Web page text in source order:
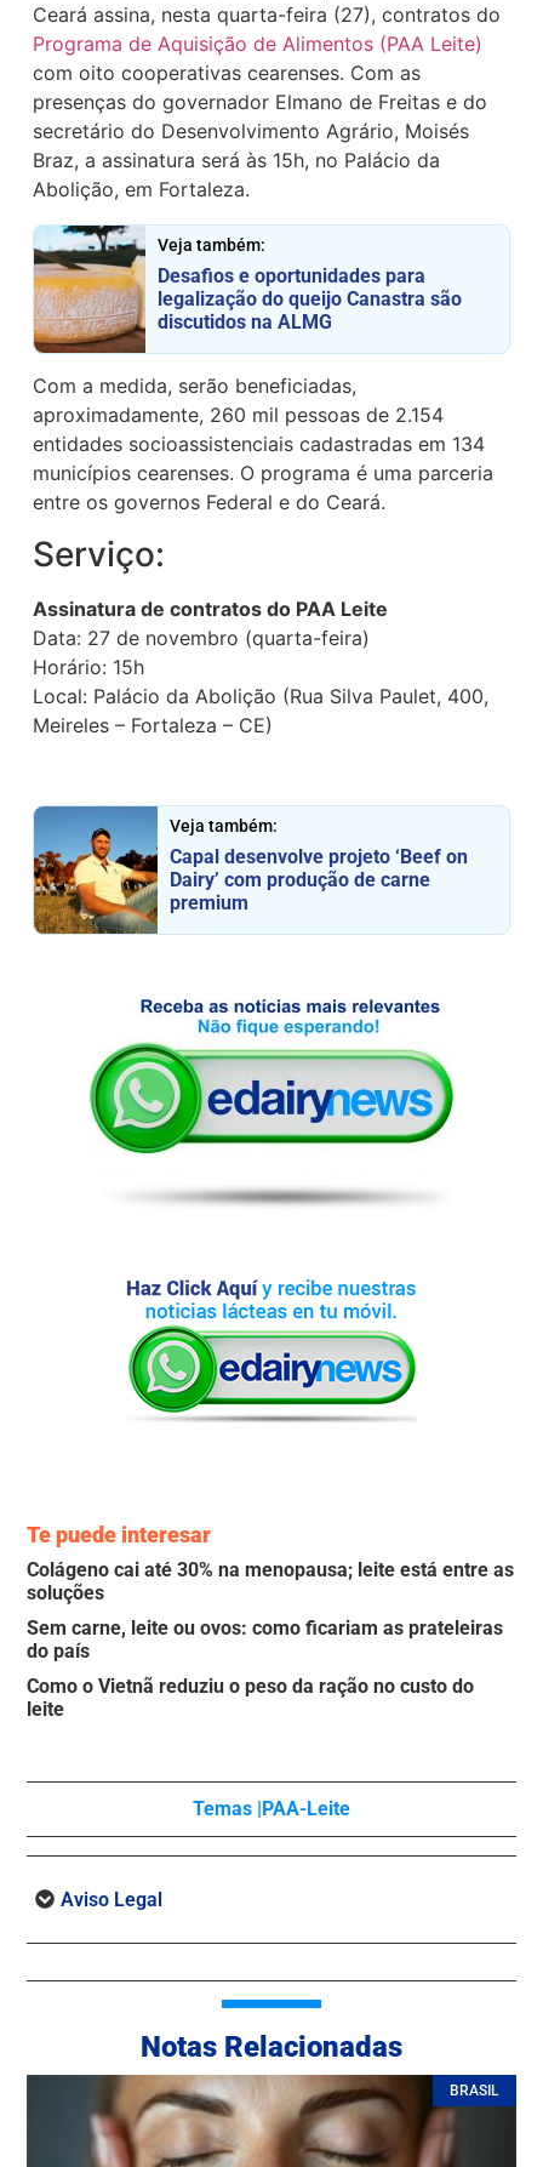
Ceará assina, nesta quarta-feira (27), contratos do
Programa de Aquisição de Alimentos (PAA Leite)
com oito cooperativas cearenses. Com as
presenças do governador Elmano de Freitas e do
secretário do Desenvolvimento Agrário, Moisés
Braz, a assinatura será às 15h, no Palácio da
Abolição, em Fortaleza.
Veja também:
Desafios e oportunidades para
legalização do queijo Canastra são
discutidos na ALMG
Com a medida, serão beneficiadas,
aproximadamente, 260 mil pessoas de 2.154
entidades socioassistenciais cadastradas em 134
municípios cearenses. O programa é uma parceria
entre os governos Federal e do Ceará.
Serviço:
Assinatura de contratos do PAA Leite
Data: 27 de novembro (quarta-feira)
Horário: 15h
Local: Palácio da Abolição (Rua Silva Paulet, 400,
Meireles – Fortaleza – CE)
Veja também:
Capal desenvolve projeto ‘Beef on
Dairy’ com produção de carne
premium
Te puede interesar
Colágeno cai até 30% na menopausa; leite está entre as
soluções
Sem carne, leite ou ovos: como ficariam as prateleiras
do país
Como o Vietnã reduziu o peso da ração no custo do
leite
Temas |PAA-Leite
Aviso Legal
Notas Relacionadas
BRASIL